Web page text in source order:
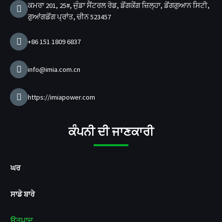
m ਜ
ਕਮਰਾ 201, 25#, ਜੁੰਡਾ ਸੈਂਟਰਲ ਰੋਡ, ਡੋਂਗਕੇਂਗ ਜ਼ਿਲ੍ਹਾ, ਡੋਂਗਗੁਆਨ ਸਿਟੀ,
ਗੁਆਂਗਡੋਂਗ ਪ੍ਰਾਂਤ, ਚੀਨ 523457
+86 151 1809 6837
info@imia.com.cn
https://imiapower.com
ਕੰਪਨੀ ਦੀ ਜਾਣਕਾਰੀ
ਘਰ
ਸਾਡੇ ਬਾਰੇ